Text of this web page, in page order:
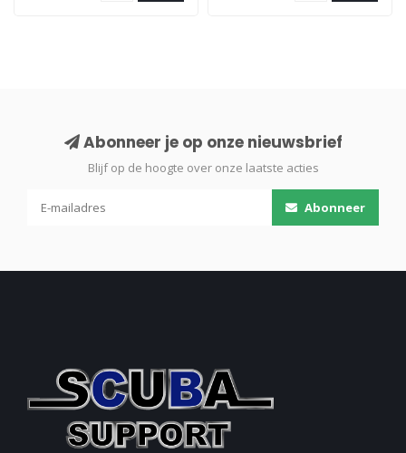
Abonneer je op onze nieuwsbrief
Blijf op de hoogte over onze laatste acties
Abonneer